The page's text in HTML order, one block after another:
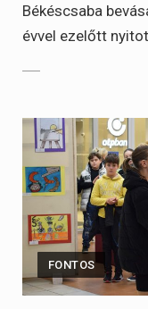
Békéscsaba
évvel ezelőtt
FONTOS